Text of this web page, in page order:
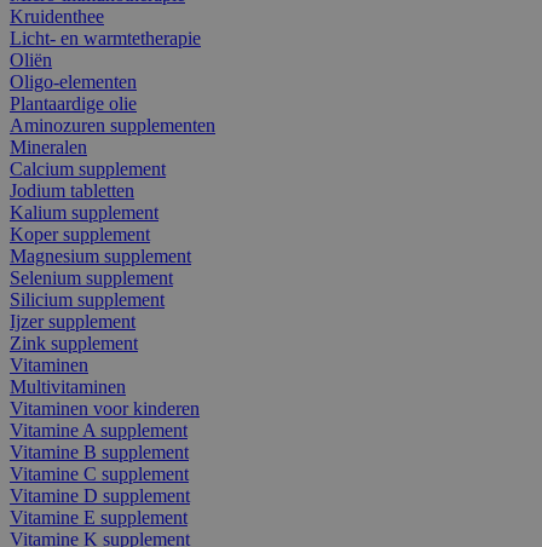
Kruidenthee
Licht- en warmtetherapie
Oliën
Oligo-elementen
Plantaardige olie
Aminozuren supplementen
Mineralen
Calcium supplement
Jodium tabletten
Kalium supplement
Koper supplement
Magnesium supplement
Selenium supplement
Silicium supplement
Ijzer supplement
Zink supplement
Vitaminen
Multivitaminen
Vitaminen voor kinderen
Vitamine A supplement
Vitamine B supplement
Vitamine C supplement
Vitamine D supplement
Vitamine E supplement
Vitamine K supplement